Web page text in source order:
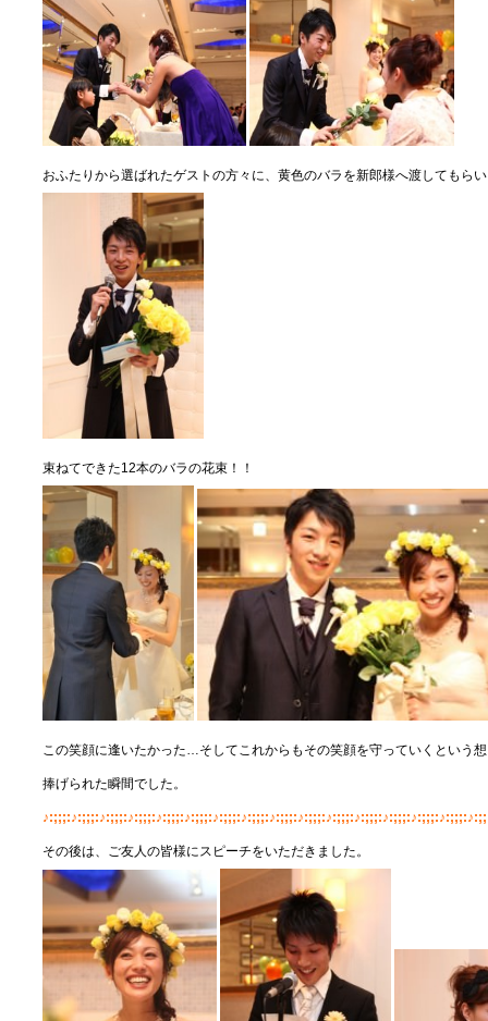
おふたりから選ばれたゲストの方々に、黄色のバラを新郎様へ渡してもら
束ねてできた12本のバラの花束！！
この笑顔に逢いたかった…そしてこれからもその笑顔を守っていくという
捧げられた瞬間でした。
その後は、ご友人の皆様にスピーチをいただきました。